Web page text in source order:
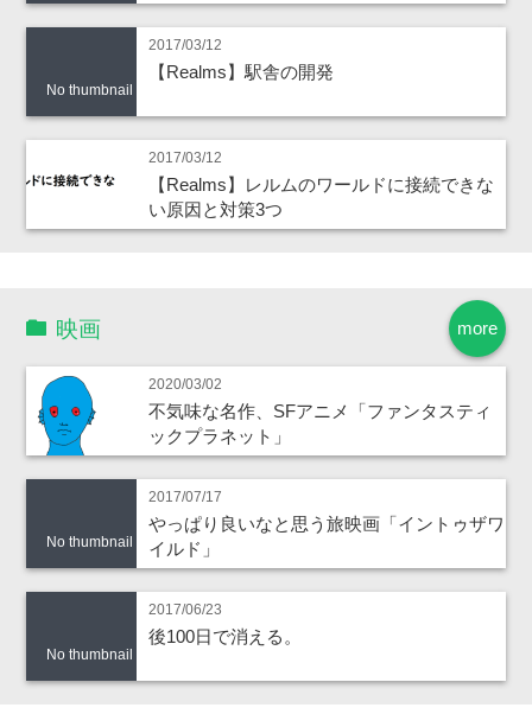
No thumbnail
2017/03/12
【Realms】駅舎の開発
2017/03/12
【Realms】レルムのワールドに接続できな
い原因と対策3つ
more
映画
2020/03/02
不気味な名作、SFアニメ「ファンタスティ
ックプラネット」
No thumbnail
2017/07/17
やっぱり良いなと思う旅映画「イントゥザワ
イルド」
No thumbnail
2017/06/23
後100日で消える。